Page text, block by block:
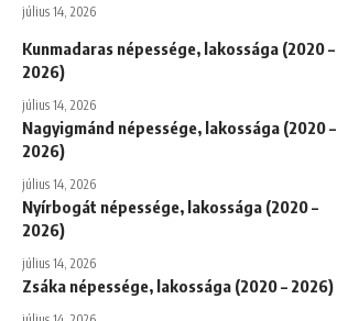
július 14, 2026
Kunmadaras népessége, lakossága (2020 –
2026)
július 14, 2026
Nagyigmánd népessége, lakossága (2020 –
2026)
július 14, 2026
Nyírbogát népessége, lakossága (2020 –
2026)
július 14, 2026
Zsáka népessége, lakossága (2020 – 2026)